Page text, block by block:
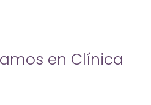
en Clínica